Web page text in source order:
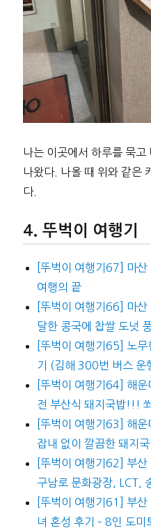
나는 이곳에서 하루를 묵고
나왔다. 나올 때 위와 같은
다.
뚜벅이 여행기
[뚜벅이 여행기67] 마
여행의 끝
[뚜벅이 여행기66] 마
달한 콩국에 찹쌀 도넛
[뚜벅이 여행기65] 노무
기 (김해 300번 버스 운
[뚜벅이 여행기64] 해
전 부산식 돼지국밥!!!
[뚜벅이 여행기63] 해운
잡내 없이 깔끔한 돼지
[뚜벅이 여행기62] 부산
구남로 문화광장, LCT,
[뚜벅이 여행기61] 부
녀 혼성 후기 – 8인 도미